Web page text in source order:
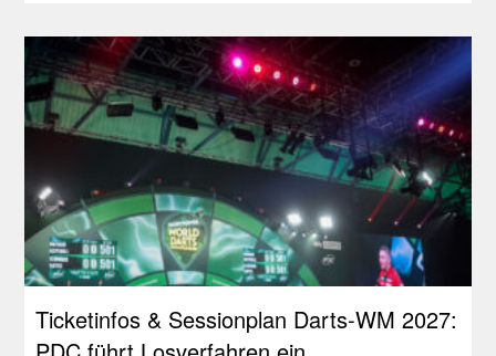
Ticketinfos & Sessionplan Darts-WM 2027: